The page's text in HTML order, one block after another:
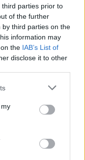
parties prior to
of the further
third parties on the
information may
the IAB’s List of
disclose it to other